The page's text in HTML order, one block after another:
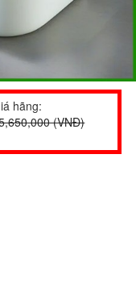
hãng:
(VNĐ)